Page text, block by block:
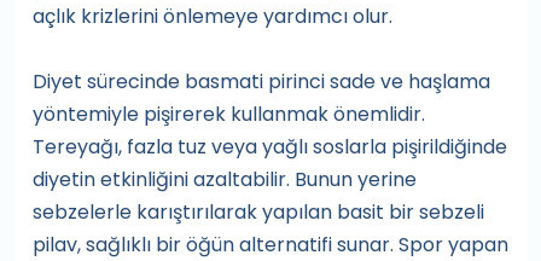
açlık krizlerini önlemeye yardımcı olur.
Diyet sürecinde basmati pirinci sade ve haşlama
yöntemiyle pişirerek kullanmak önemlidir.
Tereyağı, fazla tuz veya yağlı soslarla pişirildiğinde
diyetin etkinliğini azaltabilir. Bunun yerine
sebzelerle karıştırılarak yapılan basit bir sebzeli
pilav, sağlıklı bir öğün alternatifi sunar. Spor yapan